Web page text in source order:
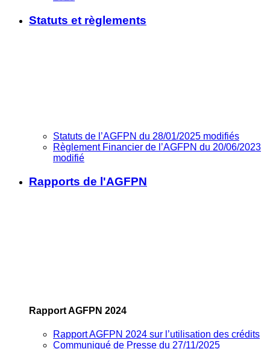
Statuts et règlements
Statuts de l’AGFPN du 28/01/2025 modifiés
Règlement Financier de l’AGFPN du 20/06/2023
modifié
Rapports de l'AGFPN
Rapport AGFPN 2024
Rapport AGFPN 2024 sur l’utilisation des crédits
Communiqué de Presse du 27/11/2025